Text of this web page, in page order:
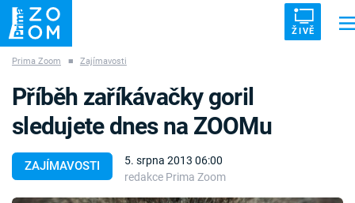
ŽIVĚ
VETŘELCI DÁVNOVĚKU
Prima Zoom ■ Zajímavosti
ZAJÍMAVOSTI
5. srpna 2013 06:00
redakce Prima Zoom
Příběh zaříkávačky goril
sledujete dnes na ZOOMu